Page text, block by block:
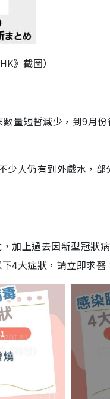
》截圖）
量短暫減少，到9月
少人仍有到外戲水，
加上過去因新型冠狀
4大症狀，請立即求醫